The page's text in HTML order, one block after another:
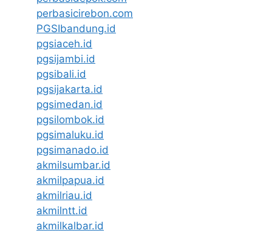
perbasicirebon.com
PGSIbandung.id
pgsiaceh.id
pgsijambi.id
pgsibali.id
pgsijakarta.id
pgsimedan.id
pgsilombok.id
pgsimaluku.id
pgsimanado.id
akmilsumbar.id
akmilpapua.id
akmilriau.id
akmilntt.id
akmilkalbar.id